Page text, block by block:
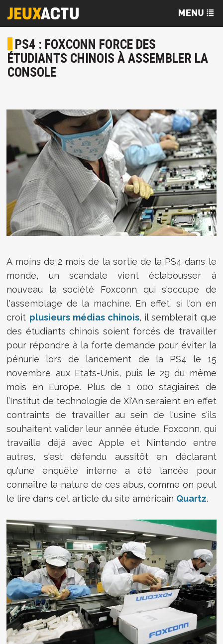
PS4 : FOXCONN FORCE DES
ÉTUDIANTS CHINOIS À ASSEMBLER LA
CONSOLE
A moins de 2 mois de la sortie de la PS4 dans le
monde, un scandale vient éclabousser à
nouveau la société Foxconn qui s'occupe de
l'assemblage de la machine. En effet, si l'on en
croit plusieurs médias chinois, il semblerait que
des étudiants chinois soient forcés de travailler
pour répondre à la forte demande pour éviter la
pénurie lors de lancement de la PS4 le 15
novembre aux Etats-Unis, puis le 29 du même
mois en Europe. Plus de 1 000 stagiaires de
l’Institut de technologie de Xi'An seraient en effet
contraints de travailler au sein de l'usine s'ils
souhaitent valider leur année étude. Foxconn, qui
travaille déjà avec Apple et Nintendo entre
autres, s'est défendu aussitôt en déclarant
qu'une enquête interne a été lancée pour
connaître la nature de ces abus, comme on peut
le lire dans cet article du site américain Quartz.